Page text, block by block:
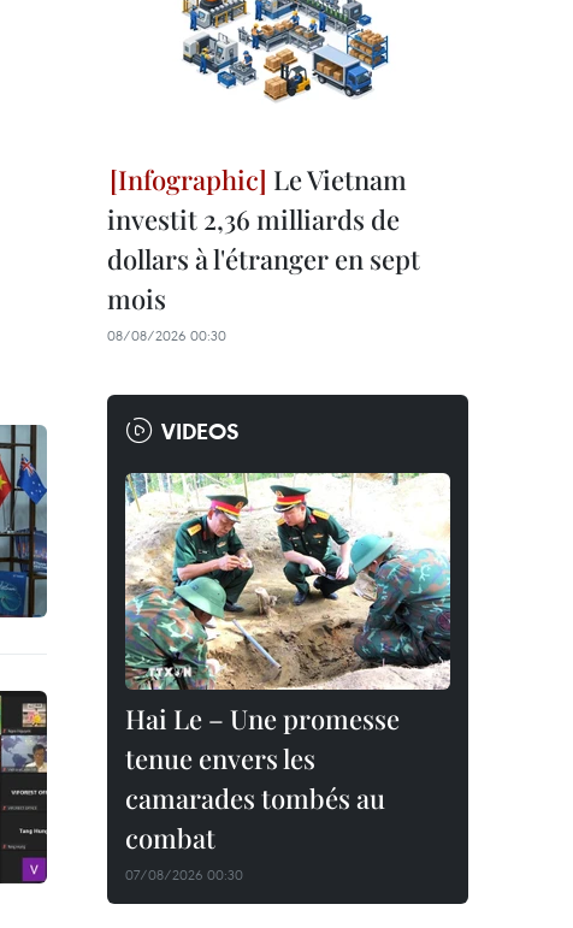
Le Vietnam
investit 2,36 milliards de
dollars à l'étranger en sept
mois
08/08/2026 00:30
VIDEOS
Hai Le – Une promesse
tenue envers les
camarades tombés au
combat
07/08/2026 00:30